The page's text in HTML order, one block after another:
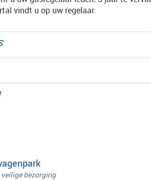
vindt u op uw regelaar.
veilige bezorging